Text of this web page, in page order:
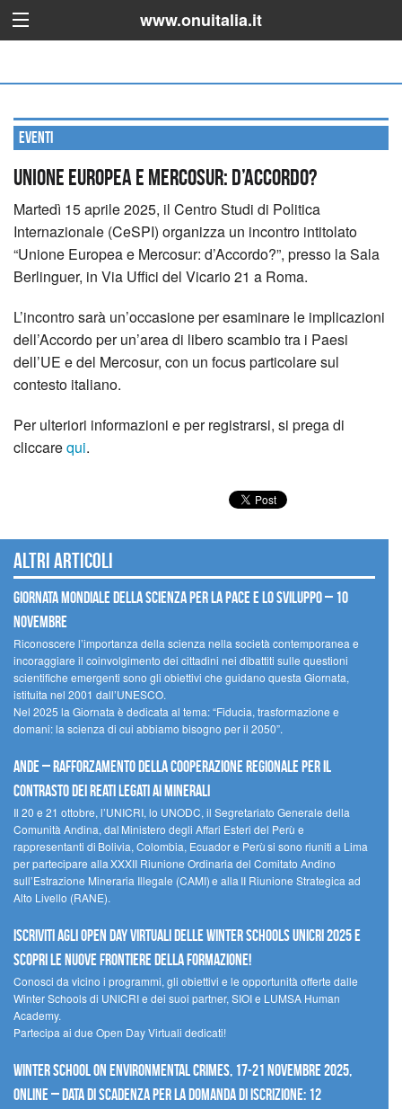
www.onuitalia.it
Eventi
Unione Europea e Mercosur: d’Accordo?
Martedì 15 aprile 2025, il Centro Studi di Politica
Internazionale (CeSPI) organizza un incontro intitolato
“Unione Europea e Mercosur: d’Accordo?”, presso la Sala
Berlinguer, in Via Uffici del Vicario 21 a Roma.
L’incontro sarà un’occasione per esaminare le implicazioni
dell’Accordo per un’area di libero scambio tra i Paesi
dell’UE e del Mercosur, con un focus particolare sul
contesto italiano.
Per ulteriori informazioni e per registrarsi, si prega di
cliccarequi.
Altri articoli
Giornata mondiale della scienza per la pace e lo sviluppo – 10
novembre
Riconoscere l’importanza della scienza nella società contemporanea e
incoraggiare il coinvolgimento dei cittadini nei dibattiti sulle questioni
scientifiche emergenti sono gli obiettivi che guidano questa Giornata,
istituita nel 2001 dall’UNESCO.
Nel 2025 la Giornata è dedicata al tema: “Fiducia, trasformazione e
domani: la scienza di cui abbiamo bisogno per il 2050”.
Ande – Rafforzamento della cooperazione regionale per il
contrasto dei reati legati ai minerali
Il 20 e 21 ottobre, l’UNICRI, lo UNODC, il Segretariato Generale della
Comunità Andina, dal Ministero degli Affari Esteri del Perù e
rappresentanti di Bolivia, Colombia, Ecuador e Perù si sono riuniti a Lima
per partecipare alla XXXII Riunione Ordinaria del Comitato Andino
sull’Estrazione Mineraria Illegale (CAMI) e alla II Riunione Strategica ad
Alto Livello (RANE).
Iscriviti agli Open Day Virtuali delle Winter Schools UNICRI 2025 e
scopri le nuove frontiere della formazione!
Conosci da vicino i programmi, gli obiettivi e le opportunità offerte dalle
Winter Schools di UNICRI e dei suoi partner, SIOI e LUMSA Human
Academy.
Partecipa ai due Open Day Virtuali dedicati!
Winter School on Environmental Crimes, 17-21 novembre 2025,
Online – Data di scadenza per la domanda di iscrizione: 12